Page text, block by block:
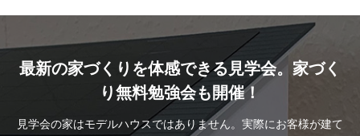
最新の家づくりを体感できる見学会。家づく
り無料勉強会も開催！
見学会の家はモデルハウスではありません。実際にお客様が建て